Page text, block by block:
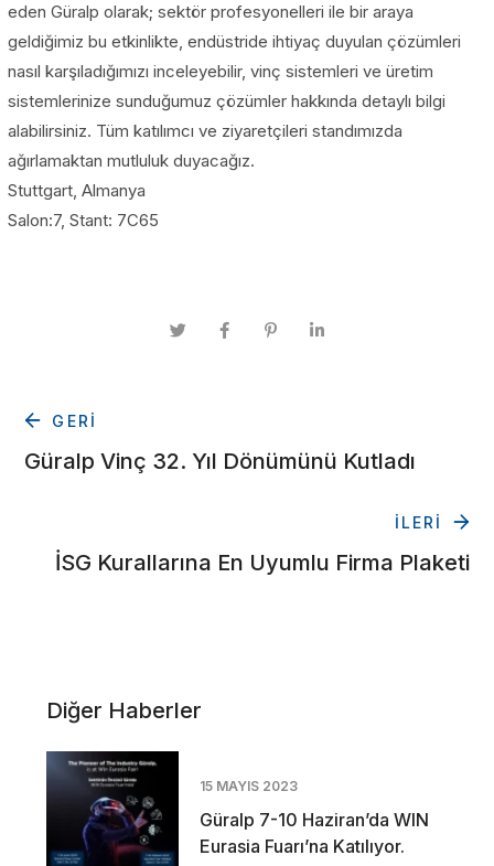
eden Güralp olarak; sektör profesyonelleri ile bir araya
geldiğimiz bu etkinlikte, endüstride ihtiyaç duyulan çözümleri
nasıl karşıladığımızı inceleyebilir, vinç sistemleri ve üretim
sistemlerinize sunduğumuz çözümler hakkında detaylı bilgi
alabilirsiniz. Tüm katılımcı ve ziyaretçileri standımızda
ağırlamaktan mutluluk duyacağız.
Stuttgart, Almanya
Salon:7, Stant: 7C65
GERİ
Güralp Vinç 32. Yıl Dönümünü Kutladı
İLERİ
İSG Kurallarına En Uyumlu Firma Plaketi
Diğer Haberler
15 MAYIS 2023
Güralp 7-10 Haziran’da WIN
Eurasia Fuarı’na Katılıyor.